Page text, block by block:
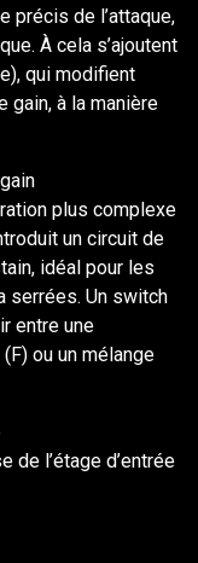
précis de l’attaque,
À cela s’ajoutent
qui modifient
gain, à la manière
plus complexe
un circuit de
idéal pour les
serrées. Un switch
entre une
ou un mélange
de l’étage d’entrée